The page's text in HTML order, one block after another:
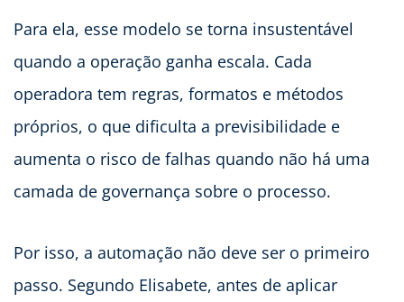
Para ela, esse modelo se torna insustentável
quando a operação ganha escala. Cada
operadora tem regras, formatos e métodos
próprios, o que dificulta a previsibilidade e
aumenta o risco de falhas quando não há uma
camada de governança sobre o processo.
Por isso, a automação não deve ser o primeiro
passo. Segundo Elisabete, antes de aplicar